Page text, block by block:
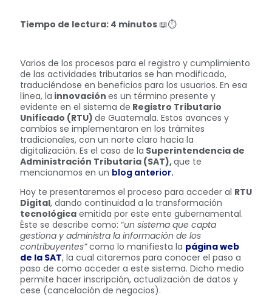
Tiempo de lectura: 4 minutos 📖⏱
Varios de los procesos para el registro y cumplimiento
de las actividades tributarias se han modificado,
traduciéndose en beneficios para los usuarios. En esa
línea, la innovación es un término presente y
evidente en el sistema de Registro Tributario
Unificado (RTU) de Guatemala. Estos avances y
cambios se implementaron en los trámites
tradicionales, con un norte claro hacia la
digitalización. Es el caso de la Superintendencia de
Administración Tributaria (SAT),que te
mencionamos en un blog anterior.
Hoy te presentaremos el proceso para acceder al RTU
Digital, dando continuidad a la transformación
tecnológica emitida por este ente gubernamental.
Éste se describe como: “un sistema que capta
gestiona y administra la información de los
contribuyentes”como lo manifiesta la página web
de la SAT, la cual citaremos para conocer el paso a
paso de como acceder a este sistema. Dicho medio
permite hacer inscripción, actualización de datos y
cese (cancelación de negocios).